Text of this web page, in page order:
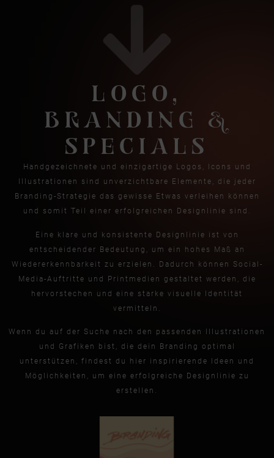
LOGO,
BRANDING &
SPECIALS
Handgezeichnete und einzigartige Logos, Icons und
Illustrationen sind unverzichtbare Elemente, die jeder
Branding-Strategie das gewisse Etwas verleihen können
und somit Teil einer erfolgreichen Designlinie sind.
Eine klare und konsistente Designlinie ist von
entscheidender Bedeutung, um ein hohes Maß an
Wiedererkennbarkeit zu erzielen. Dadurch können Social-
Media-Auftritte und Printmedien gestaltet werden, die
hervorstechen und eine starke visuelle Identität
vermitteln.
Wenn du auf der Suche nach den passenden Illustrationen
und Grafiken bist, die dein Branding optimal
unterstützen, findest du hier inspirierende Ideen und
Möglichkeiten, um eine erfolgreiche Designlinie zu
erstellen.